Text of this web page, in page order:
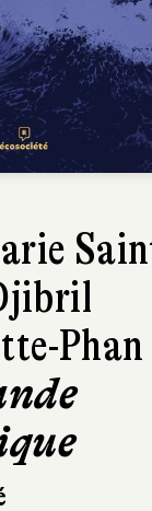
Phan
Bande
25 €